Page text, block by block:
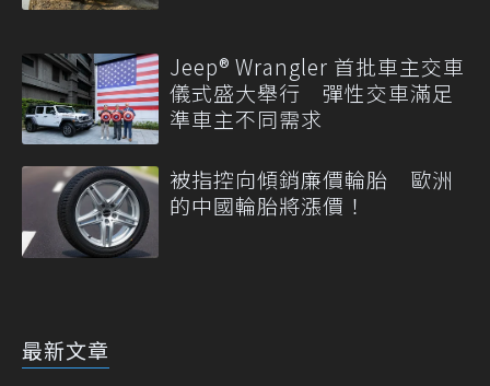
Jeep® Wrangler 首批車主交車
儀式盛大舉行 彈性交車滿足
準車主不同需求
被指控向傾銷廉價輪胎 歐洲
的中國輪胎將漲價！
最新文章